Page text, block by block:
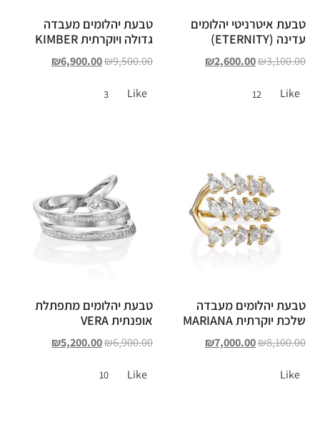
טבעת איטרניטי יהלומים
עדינה (ETERNITY)
₪3,100.00
₪2,600.00
Like
12
טבעת יהלומים מעבדה
גדולה ויוקרתית KIMBER
₪9,500.00
₪6,900.00
Like
3
טבעת יהלומים מעבדה
שלכת יוקרתית MARIANA
₪8,100.00
₪7,000.00
Like
טבעת יהלומים מתפתלת
אופנתית VERA
₪6,900.00
₪5,200.00
Like
10